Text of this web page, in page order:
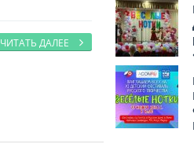
ЧИТАТЬ ДАЛЕЕ